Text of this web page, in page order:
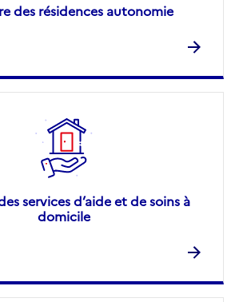
des résidences autonomie
services d’aide et de soins à
domicile